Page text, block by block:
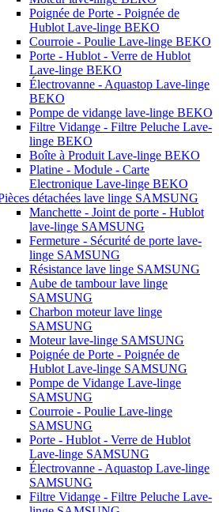
Poignée de Porte - Poignée de
Hublot Lave-linge BEKO
Courroie - Poulie Lave-linge BEKO
Porte - Hublot - Verre de Hublot
Lave-linge BEKO
Électrovanne - Aquastop Lave-linge
BEKO
Pompe de vidange lave-linge BEKO
Filtre Vidange - Filtre Peluche Lave-
linge BEKO
Boîte à Produit Lave-linge BEKO
Platine - Module - Carte
Electronique Lave-linge BEKO
détachées lave linge SAMSUNG
Manchette - Joint de porte - Hublot
lave-linge SAMSUNG
Fermeture - Sécurité de porte lave-
linge SAMSUNG
Résistance lave linge SAMSUNG
Aube de tambour lave linge
SAMSUNG
Charbon moteur lave linge
SAMSUNG
Moteur lave-linge SAMSUNG
Poignée de Porte - Poignée de
Hublot Lave-linge SAMSUNG
Pompe de Vidange Lave-linge
SAMSUNG
Courroie - Poulie Lave-linge
SAMSUNG
Porte - Hublot - Verre de Hublot
Lave-linge SAMSUNG
Électrovanne - Aquastop Lave-linge
SAMSUNG
Filtre Vidange - Filtre Peluche Lave-